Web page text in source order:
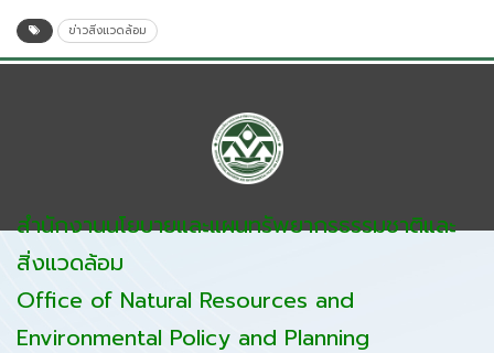
ข่าวสิ่งแวดล้อม
สำนักงานนโยบายและแผนทรัพยากรธรรมชาติและ
สิ่งแวดล้อม
Office of Natural Resources and
Environmental Policy and Planning